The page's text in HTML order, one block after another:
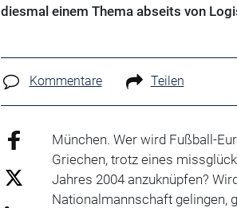
diesmal einem Thema abseits von
Kommentare Teilen
München. Wer wird Fußball-
Griechen, trotz eines
Jahres 2004 anzuknüpfen?
Nationalmannschaft gelingen,